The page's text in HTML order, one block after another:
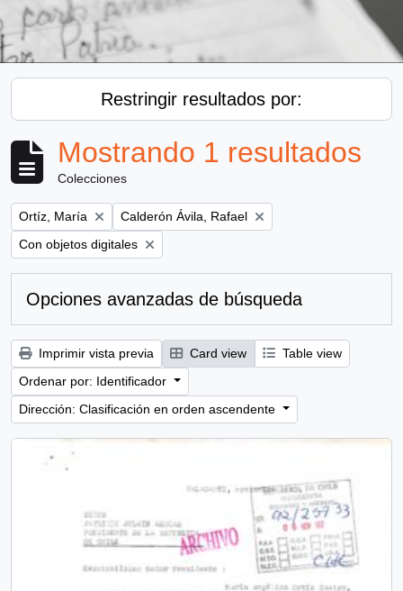
Restringir resultados por:
Mostrando 1 resultados
Colecciones
Remove filter:
Ortíz, María Remove filter:
Calderón Ávila, Rafael
Remove filter:
Con objetos digitales
Opciones avanzadas de búsqueda
Imprimir vista previa Card view
Table view
Ordenar por: Identificador
Dirección: Clasificación en orden ascendente